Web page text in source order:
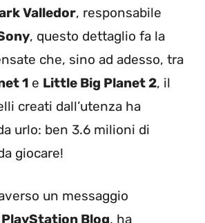
Valledor, responsabile
, questo dettaglio fa la
che, sino ad adesso, tra
1 e Little Big Planet 2, il
creati dall’utenza ha
urlo: ben 3.6 milioni di
giocare!
un messaggio
PlayStation Blog, ha